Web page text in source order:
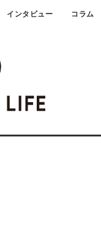
インタビュー コラム